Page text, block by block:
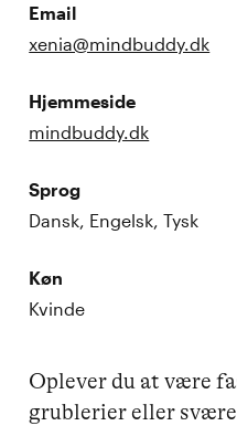
Email
xenia@mindbuddy.dk
Hjemmeside
mindbuddy.dk
Sprog
Dansk, Engelsk, Tysk
Køn
Kvinde
Oplever du at være
grublerier eller